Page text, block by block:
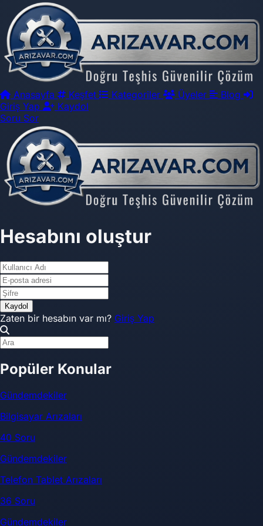
Anasayfa Keşfet Kategoriler Üyeler
Blog
Giriş Yap
Kaydol
Soru Sor
Hesabını oluştur
Kaydol
Zaten bir hesabın var mı? Giriş Yap
Popüler Konular
Gündemdekiler
Bilgisayar Arızaları
40 Soru
Gündemdekiler
Telefon Tablet Arızaları
36 Soru
Gündemdekiler